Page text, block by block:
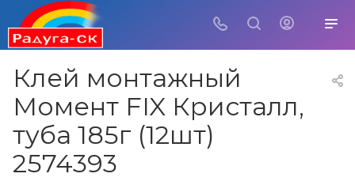
Клей монтажный
Момент FIX Кристалл,
туба 185г (12шт)
2574393